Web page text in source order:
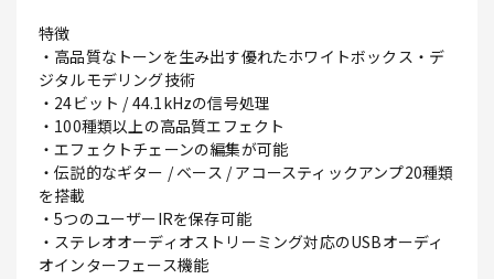
特徴
・高品質なトーンを生み出す優れたホワイトボックス・デ
ジタルモデリング技術
・24ビット / 44.1kHzの信号処理
・100種類以上の高品質エフェクト
・エフェクトチェーンの編集が可能
・伝説的なギター / ベース / アコースティックアンプ20種類
を搭載
・5つのユーザーIRを保存可能
・ステレオオーディオストリーミング対応のUSBオーディ
オインターフェース機能